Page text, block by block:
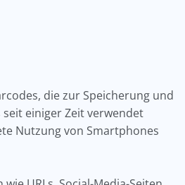
die zur Speicherung und
einiger Zeit verwendet
Nutzung von Smartphones